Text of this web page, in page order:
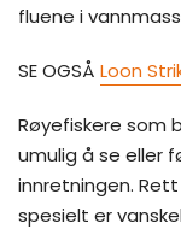
fluene i
SE OGSÅ Loon
Røyefiskere som
umulig å se eller
innretningen.
spesielt er